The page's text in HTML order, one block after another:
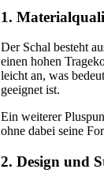
1.
Der Schal besteht
einen hohen
leicht an, was
geeignet ist.
Ein weiterer
ohne dabei seine
2. Design und